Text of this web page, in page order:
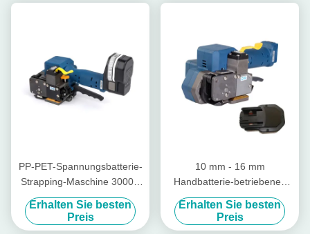
PP-PET-Spannungsbatterie-
Strapping-Maschine 3000N
Spannung für Kunststoff-
Strapping
Erhalten Sie besten
Preis
10 mm - 16 mm
Handbatterie-betriebenes
Kunststoff-Strapping-
Werkzeug Siegelloses
drahtloses manuelles
Erhalten Sie besten
Preis